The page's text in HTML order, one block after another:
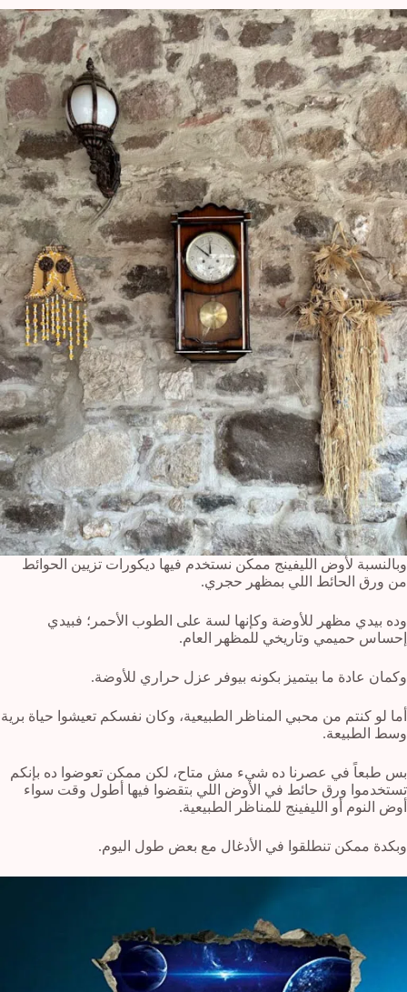
وبالنسبة لأوض الليفينج ممكن نستخدم فيها ديكورات تزيين الحوائط
من ورق الحائط اللي بمظهر حجري.
وده بيدي مظهر للأوضة وكإنها لسة على الطوب الأحمر؛ فبيدي
إحساس حميمي وتاريخي للمظهر العام.
وكمان عادة ما بيتميز بكونه بيوفر عزل حراري للأوضة.
أما لو كنتم من محبي المناظر الطبيعية، وكان نفسكم تعيشوا حياة برية
وسط الطبيعة.
بس طبعاً في عصرنا ده شيء مش متاح، لكن ممكن تعوضوا ده بإنكم
تستخدموا ورق حائط في الأوض اللي بتقضوا فيها أطول وقت سواء
أوض النوم أو الليفينج للمناظر الطبيعية.
وبكدة ممكن تنطلقوا في الأدغال مع بعض طول اليوم.